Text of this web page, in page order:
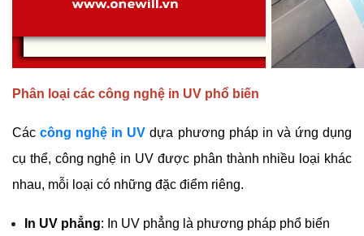
Phân loại các công nghệ in UV phổ biến
Các công nghệ in UV dựa phương pháp in và ứng dụng
cụ thể, công nghệ in UV được phân thành nhiều loại khác
nhau, mỗi loại có những đặc điểm riêng.
In UV phẳng: In UV phẳng là phương pháp phổ biến